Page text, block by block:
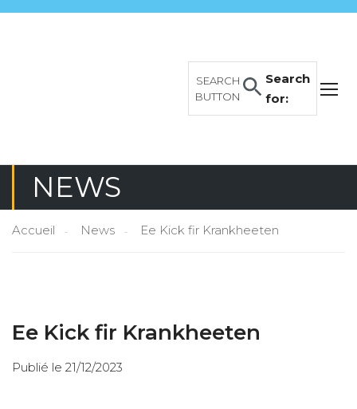
Search
for:
SEARCH
BUTTON
NEWS
Accueil News Ee Kick fir Krankheeten
Ee Kick fir Krankheeten
Publié le 21/12/2023